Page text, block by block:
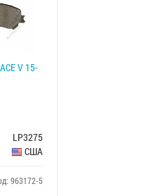
V 15-
LP3275
США
963172-5